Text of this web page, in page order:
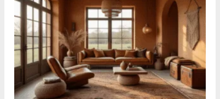
tussen
Functionaliteit
en
Stijl